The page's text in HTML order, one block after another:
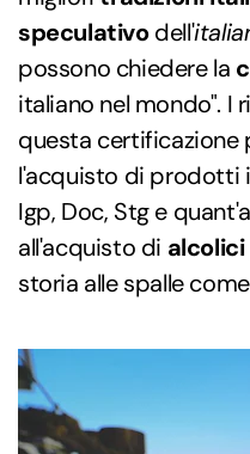
speculativodell'
possono chiedere la
italiano nel mondo". I
questa certificazione
l'acquisto di prodotti
Igp, Doc, Stg e
all'acquisto di alcolici
storia alle spalle